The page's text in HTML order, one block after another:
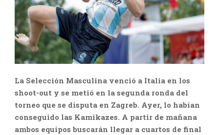
La Selección Masculina venció a Italia en los
shoot-out y se metió en la segunda ronda del
torneo que se disputa en Zagreb. Ayer, lo habían
conseguido las Kamikazes. A partir de mañana
ambos equipos buscarán llegar a cuartos de final